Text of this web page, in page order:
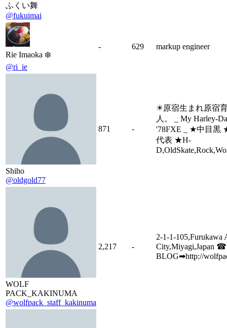
ふくい舞
@fukuimai
Rie Imaoka ❄️
@ri_ie
- 629 markup engineer
Shiho
@oldgold77
871 -
☀︎原宿生まれ原宿
人。 _ My Harley-
'78FXE _ ★中目黒
代表 ★H-
WOLF
PACK_KAKINUMA
@wolfpack_staff_kakinuma
2,217 -
2-1-1-105,Furukawa
City,Miyagi,Japan
BLOG➡http://